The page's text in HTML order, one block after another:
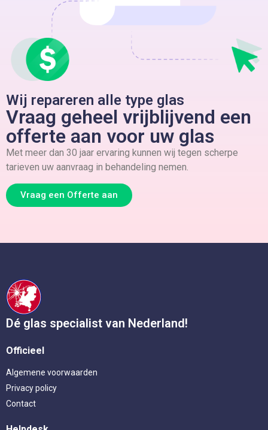
Wij repareren alle type glas
Vraag geheel vrijblijvend een
offerte aan voor uw glas
Met meer dan 30 jaar ervaring kunnen wij tegen scherpe
tarieven uw aanvraag in behandeling nemen.
Vraag een Offerte aan
Dé glas specialist van Nederland!
Officieel
Algemene voorwaarden
Privacy policy
Contact